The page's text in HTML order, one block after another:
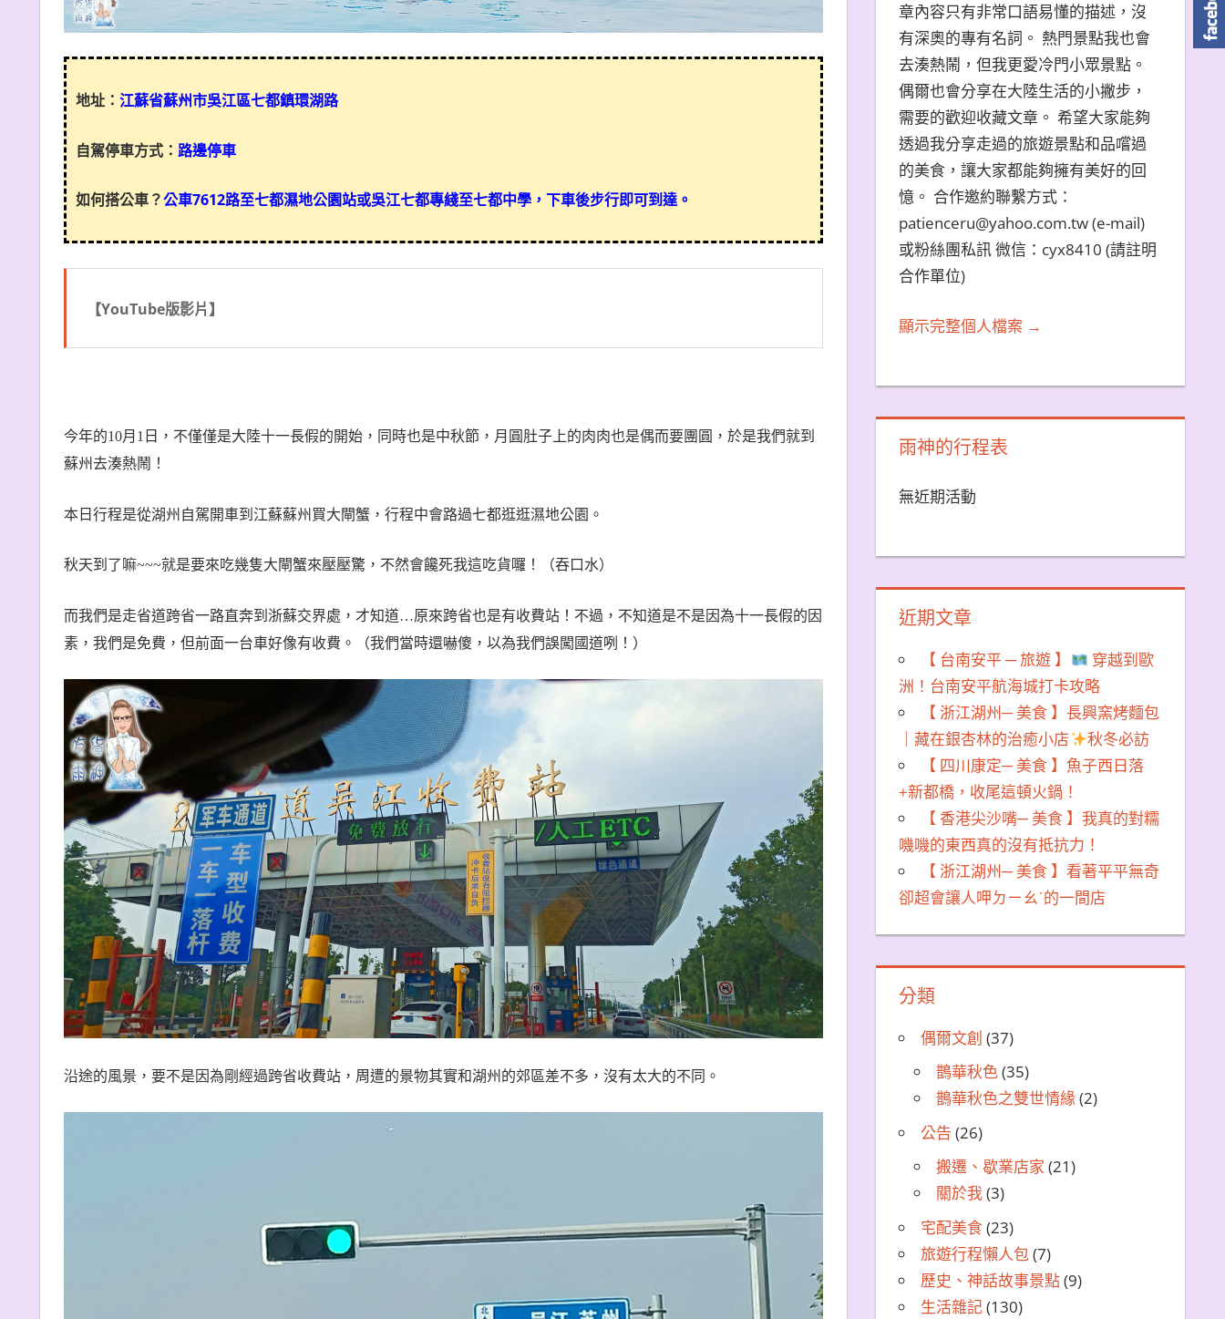
地址： 江蘇省蘇州市吳江區七都鎮環湖路
自駕停車方式： 路邊停車
如何搭公車？公車7612路至七都濕地公園站或吳江七都專綫至七都中學，下車後步行即可到達。
【YouTube版影片】
今年的10月 1 日，不僅僅是大陸十一長假的開始，同時也是中秋節，月圓肚子上的肉肉也是偶而要團圓，於是我們就到
蘇州去湊熱鬧！
本日行程是從湖州自駕開車到江蘇蘇州買大閘蟹，行程中會路過七都逛逛濕地公園。
秋天到了嘛~~~就是要來吃幾隻大閘蟹來壓壓驚，不然會饞死我這吃貨囉！（吞口水）
而我們是走省道跨省一路直奔到浙蘇交界處，才知道…原來跨省也是有收費站！不過，不知道是不是因為十一長假的因
素，我們是免費，但前面一台車好像有收費。（我們當時還嚇傻，以為我們誤闖國道咧！）
沿途的風景，要不是因為剛經過跨省收費站，周遭的景物其實和湖州的郊區差不多，沒有太大的不同。
章內容只有非常口語易懂的描述，沒
有深奧的專有名詞。 熱門景點我也會
去湊熱鬧，但我更愛冷門小眾景點。
偶爾也會分享在大陸生活的小撇步，
需要的歡迎收藏文章。 希望大家能夠
透過我分享走過的旅遊景點和品嚐過
的美食，讓大家都能夠擁有美好的回
憶。 合作邀約聯繫方式：
patienceru@yahoo.com.tw (e-mail)
或粉絲團私訊 微信：cyx8410 (請註明
合作單位)
顯示完整個人檔案 →
雨神的行程表
無近期活動
近期文章
【 台南安平 ─ 旅遊 】
穿越到歐
洲！台南安平航海城打卡攻略
【 浙江湖州─ 美食 】長興窯烤麵包
｜藏在銀杏林的治癒小店
秋冬必訪
【 四川康定─ 美食 】魚子西日落
+新都橋，收尾這頓火鍋！
【 香港尖沙嘴─ 美食 】我真的對糯
嘰嘰的東西真的沒有抵抗力！
【 浙江湖州─ 美食 】看著平平無奇
卻超會讓人呷ㄉㄧㄠˊ的一間店
分類
偶爾文創 (37)
鵲華秋色(35)
鵲華秋色之雙世情緣(2)
公告 (26)
搬遷、歇業店家 (21)
關於我(3)
宅配美食(23)
旅遊行程懶人包(7)
歷史、神話故事景點(9)
生活雜記(130)